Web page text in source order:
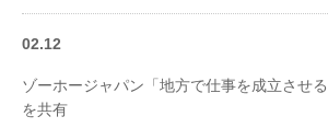
02.12
ゾーホージャパン「地方で仕事を成立させ
を共有